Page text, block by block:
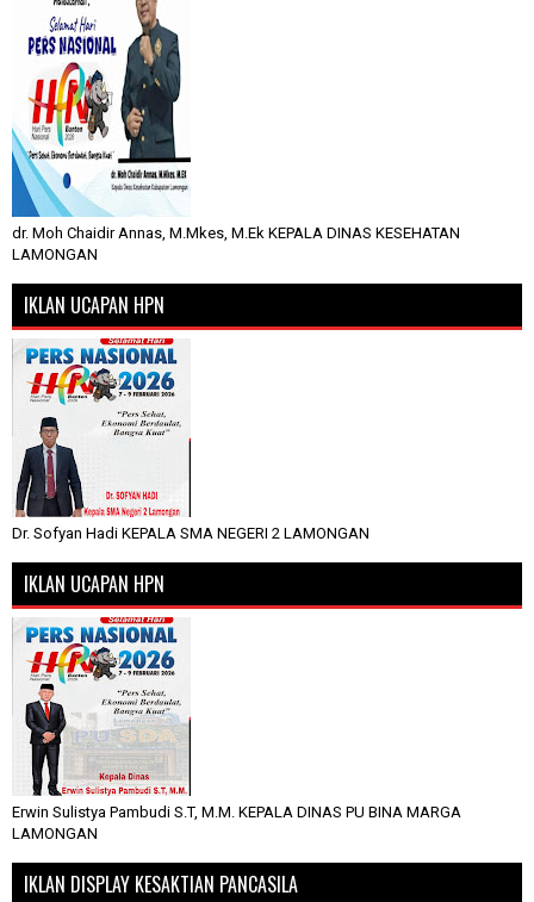
dr. Moh Chaidir Annas, M.Mkes, M.Ek KEPALA DINAS KESEHATAN
LAMONGAN
IKLAN UCAPAN HPN
Dr. Sofyan Hadi KEPALA SMA NEGERI 2 LAMONGAN
IKLAN UCAPAN HPN
Erwin Sulistya Pambudi S.T, M.M. KEPALA DINAS PU BINA MARGA
LAMONGAN
IKLAN DISPLAY KESAKTIAN PANCASILA